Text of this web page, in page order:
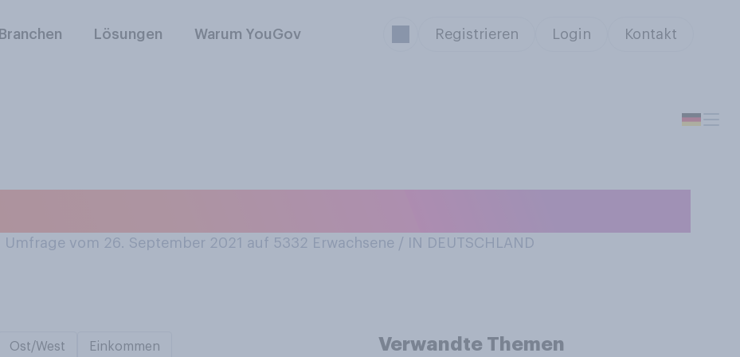
Branchen Lösungen Warum YouGov Registrieren Login Kontakt
Umfrage vom 26. September 2021 auf 5332 Erwachsene / IN DEUTSCHLAND
Ost/West Einkommen Verwandte Themen